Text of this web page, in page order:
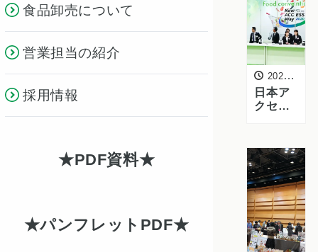
食品卸売について
営業担当の紹介
採用情報
PDF資料
パンフレットPDF
2020年1月16日
日本ア
クセス
コンベ
ンショ
ン
2020」
に出展